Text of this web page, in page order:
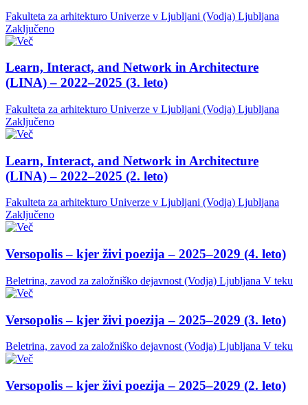
Fakulteta za arhitekturo Univerze v Ljubljani (Vodja) Ljubljana
Zaključeno
Learn, Interact, and Network in Architecture
(LINA) – 2022–2025 (3. leto)
Fakulteta za arhitekturo Univerze v Ljubljani (Vodja) Ljubljana
Zaključeno
Learn, Interact, and Network in Architecture
(LINA) – 2022–2025 (2. leto)
Fakulteta za arhitekturo Univerze v Ljubljani (Vodja) Ljubljana
Zaključeno
Versopolis – kjer živi poezija – 2025–2029 (4. leto)
Beletrina, zavod za založniško dejavnost (Vodja) Ljubljana V teku
Versopolis – kjer živi poezija – 2025–2029 (3. leto)
Beletrina, zavod za založniško dejavnost (Vodja) Ljubljana V teku
Versopolis – kjer živi poezija – 2025–2029 (2. leto)